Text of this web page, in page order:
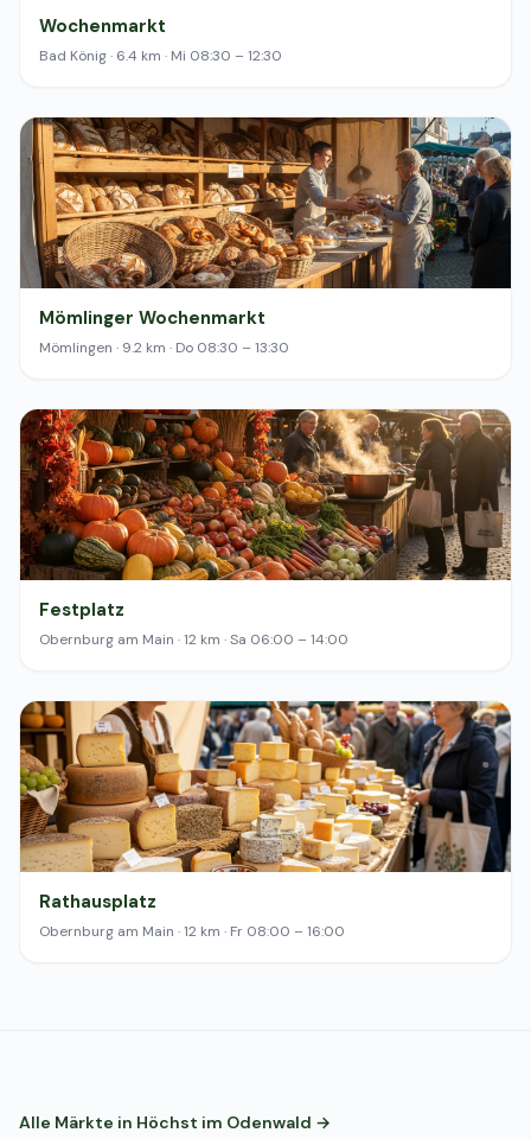
Wochenmarkt
Bad König · 6.4 km · Mi 08:30 – 12:30
Mömlinger Wochenmarkt
Mömlingen · 9.2 km · Do 08:30 – 13:30
Festplatz
Obernburg am Main · 12 km · Sa 06:00 – 14:00
Rathausplatz
Obernburg am Main · 12 km · Fr 08:00 – 16:00
Alle Märkte in Höchst im Odenwald →